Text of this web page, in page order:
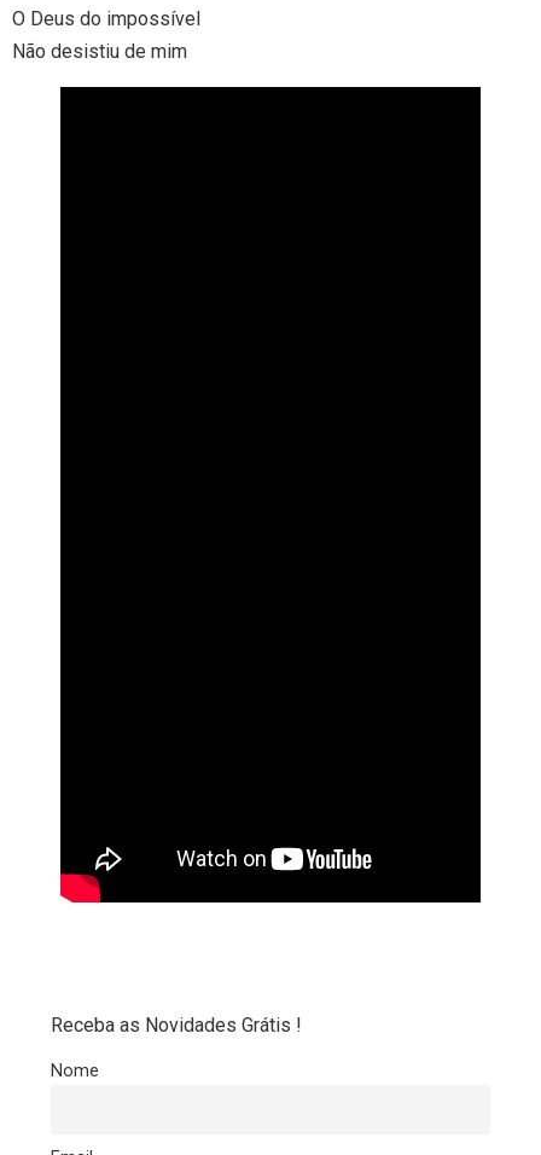
O Deus do impossível
Não desistiu de mim
Receba as Novidades Grátis !
Nome